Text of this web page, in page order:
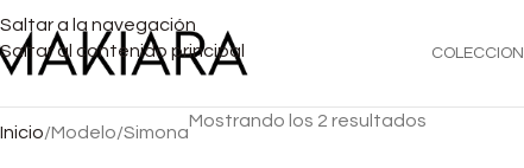
Saltar a la navegación
Saltar al contenido principal
COLECCION
Inicio Modelo Simona
Mostrando los 2 resultados